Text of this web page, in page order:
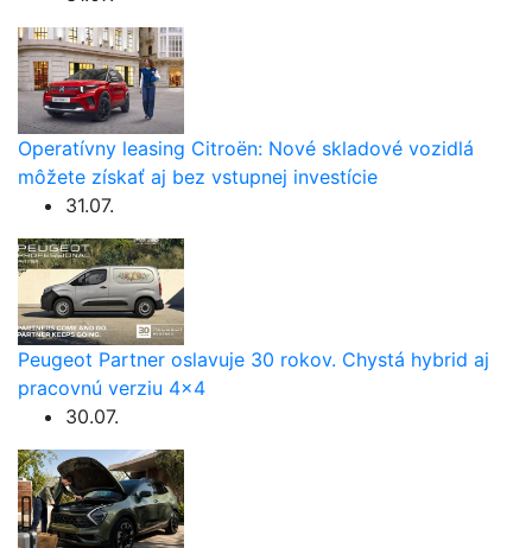
Operatívny leasing Citroën: Nové skladové vozidlá
môžete získať aj bez vstupnej investície
31.07.
Peugeot Partner oslavuje 30 rokov. Chystá hybrid aj
pracovnú verziu 4×4
30.07.